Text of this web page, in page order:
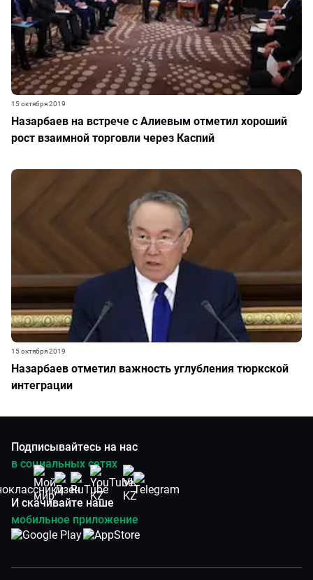
Назарбаев на встрече с Алиевым отметил хороший
рост взаимной торговли через Каспий
15 октября 2019
Назарбаев отметил важность углубления тюркской
интеграции
15 октября 2019
Подписывайтесь на нас
в социальных сетях
И скачивайте наше
мобильное приложение